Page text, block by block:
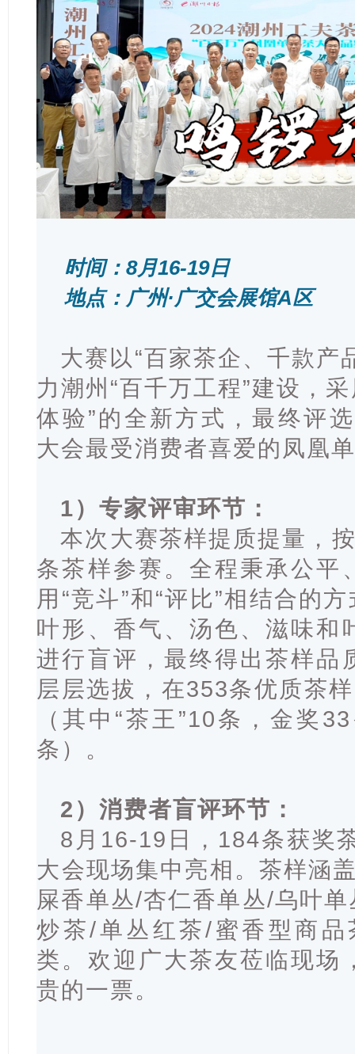
时间：8月16-19日
地点：广州·广交会展馆A区
大赛以“百家茶企、千款产
力潮州“百千万工程”建设，
体验”的全新方式，最终评
大会最受消费者喜爱的凤凰
1）专家评审环节：
本次大赛茶样提质提量，
条茶样参赛。全程秉承公平
用“竞斗”和“评比”相结合的
叶形、香气、汤色、滋味和
进行盲评，最终得出茶样品
层层选拔，在353条优质茶
（其中“茶王”10条，金奖
条）。
2）消费者盲评环节：
8月16-19日，184条获奖
大会现场集中亮相。茶样涵
屎香单丛/杏仁香单丛/乌叶单
炒茶/单丛红茶/蜜香型商
类。欢迎广大茶友莅临现场
贵的一票。